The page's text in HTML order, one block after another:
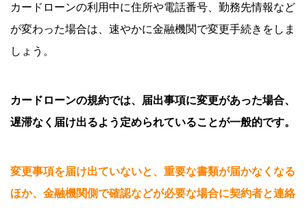
カードローンの利用中に住所や電話番号、勤務先情報など
が変わった場合は、速やかに金融機関で変更手続きをしま
しょう。
カードローンの規約では、届出事項に変更があった場合、
遅滞なく届け出るよう定められていることが一般的です。
変更事項を届け出ていないと、重要な書類が届かなくなる
ほか、金融機関側で確認などが必要な場合に契約者と連絡